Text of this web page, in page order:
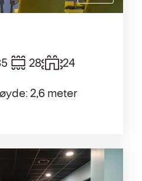
28 24
2,6 meter